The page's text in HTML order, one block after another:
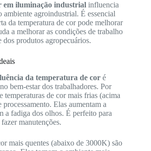
em iluminação industrial influencia
ambiente agroindustrial. É essencial
da temperatura de cor pode melhorar
a melhorar as condições de trabalho
dos produtos agropecuários.
da temperatura de cor é
bem-estar dos trabalhadores. Por
temperaturas de cor mais frias (acima
Elas aumentam a
a fadiga dos olhos. É perfeito para
manutenções.
mais quentes (abaixo de 3000K) são